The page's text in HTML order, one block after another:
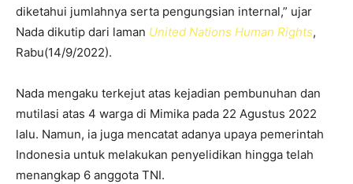
diketahui jumlahnya serta pengungsian internal,” ujar
Nada dikutip dari laman United Nations Human Rights,
Rabu(14/9/2022).
Nada mengaku terkejut atas kejadian pembunuhan dan
mutilasi atas 4 warga di Mimika pada 22 Agustus 2022
lalu. Namun, ia juga mencatat adanya upaya pemerintah
Indonesia untuk melakukan penyelidikan hingga telah
menangkap 6 anggota TNI.